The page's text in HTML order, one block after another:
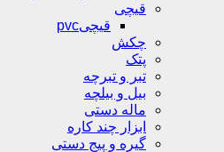
قیچی
قیچیpvc
چکش
پتک
تبر و تبرچه
بیل و بیلچه
ماله دستی
ابزار چند کاره
گیره و پیج دستی